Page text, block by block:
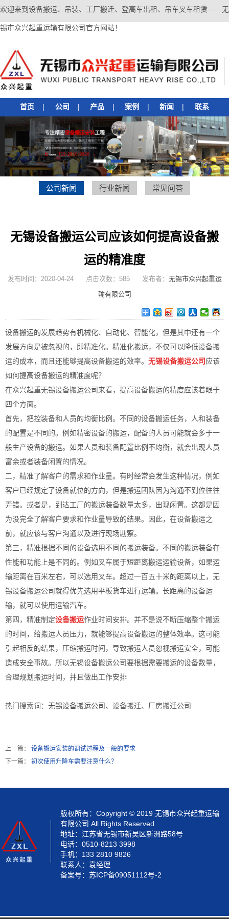
欢迎来到设备搬运、吊装、工厂搬迁、登高车出租、吊车叉车租赁——无
锡市众兴起重运输有限公司官方网站！
首页 | 公司 | 产品 | 案例 | 新闻 | 联系
1 2 3
公司新闻 行业新闻 常见问答
无锡设备搬运公司应该如何提高设备搬
运的精准度
发布时间：2020-04-24 点击次数：585 发布者： 无锡市众兴起重运
输有限公司
设备搬运的发展趋势有机械化、自动化、智能化，但是其中还有一个
发展方向是被忽视的，即精准化。精准化搬运，不仅可以降低设备搬
运的成本，而且还能够提高设备搬运的效率。 无锡设备搬运公司应该
如何提高设备搬运的精准度呢？
在众兴起重无锡设备搬运公司来看，提高设备搬运的精度应该着眼于
四个方面。
首先，把控装备和人员的均衡比例。不同的设备搬运任务，人和装备
的配置是不同的。例如精密设备的搬运，配备的人员可能就会多于一
般生产设备的搬运。如果人员和装备配置比例不均衡，就会出现人员
富余或者装备闲置的情况。
二，精准了解客户的需求和作业量。有时经常会发生这种情况，例如
客户已经规定了设备就位的方向，但是搬运团队因为沟通不到位往往
弄错。或者是，到达工厂的搬运装备数量太多，出现闲置。这都是因
为没完全了解客户要求和作业量导致的结果。因此，在设备搬运之
前，就应该与客户沟通以及进行现场勘察。
第三，精准根据不同的设备选用不同的搬运装备。不同的搬运装备在
性能和功能上是不同的。例如叉车属于短距离搬运运输设备，如果运
输距离在百米左右，可以选用叉车。超过一百五十米的距离以上，无
锡设备搬运公司就得优先选用平板货车进行运输。长距离的设备运
输，就可以使用运输汽车。
第四，精准制定设备搬运作业时间安排。并不是说不断压缩整个搬运
的时间，给搬运人员压力，就能够提高设备搬运的整体效率。这可能
引起相反的结果，压缩搬运时间，导致搬运人员忽视搬运安全，可能
造成安全事故。所以无锡设备搬运公司要根据需要搬运的设备数量，
合理规划搬运时间，并且做出工作安排
热门搜索词： 无锡设备搬运公司、设备搬迁、厂房搬迁公司
上一篇：
设备搬运安装的调试过程及一般的要求
下一篇：
初次使用升降车需要注意什么？
版权所有：Copyright © 2019 无锡市众兴起重运输
有限公司 All Rights Reserved
地址：江苏省无锡市新吴区新洲路58号
电话：0510-8213 3998
手机：133 2810 9826
联系人：袁经理
备案号： 苏ICP备09051112号-2